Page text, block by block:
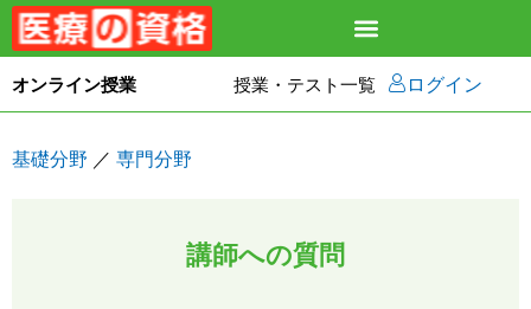
オンライン授業 授業・テスト一覧 ログイン
基礎分野 ／ 専門分野
講師への質問